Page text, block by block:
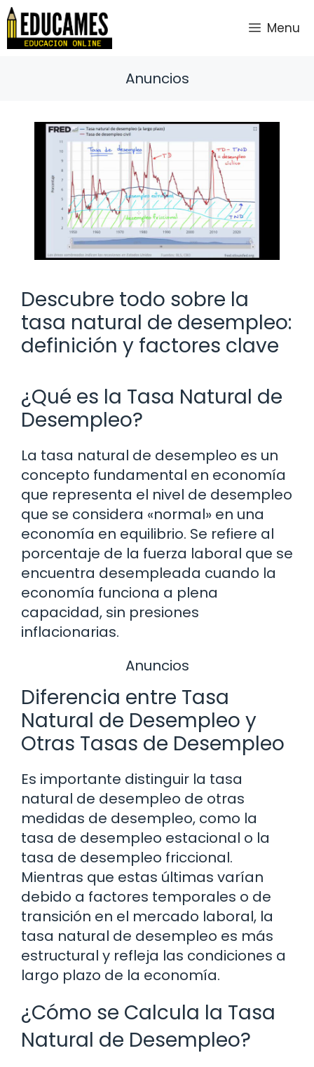
Saltar
contenido
Menu
Anuncios
Descubre todo sobre la
tasa natural de desempleo:
definición y factores clave
¿Qué es la Tasa Natural de
Desempleo?
La tasa natural de desempleo es un
concepto fundamental en economía
que representa el nivel de desempleo
que se considera «normal» en una
economía en equilibrio. Se refiere al
porcentaje de la fuerza laboral que se
encuentra desempleada cuando la
economía funciona a plena
capacidad, sin presiones
inflacionarias.
Anuncios
Diferencia entre Tasa
Natural de Desempleo y
Otras Tasas de Desempleo
Es importante distinguir la tasa
natural de desempleo de otras
medidas de desempleo, como la
tasa de desempleo estacional o la
tasa de desempleo friccional.
Mientras que estas últimas varían
debido a factores temporales o de
transición en el mercado laboral, la
tasa natural de desempleo es más
estructural y refleja las condiciones a
largo plazo de la economía.
¿Cómo se Calcula la Tasa
Natural de Desempleo?